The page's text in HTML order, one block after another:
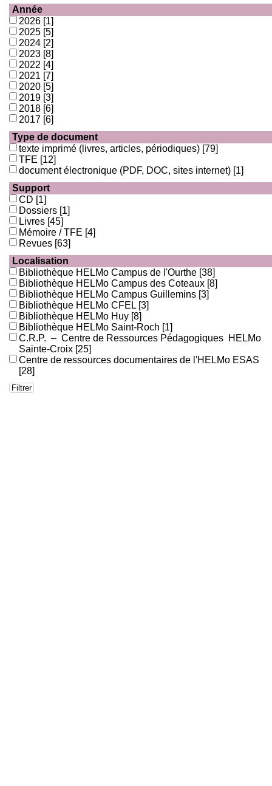
Année
2026 [1]
2025 [5]
2024 [2]
2023 [8]
2022 [4]
2021 [7]
2020 [5]
2019 [3]
2018 [6]
2017 [6]
Type de document
texte imprimé (livres, articles, périodiques) [79]
TFE [12]
document électronique (PDF, DOC, sites internet) [1]
Support
CD [1]
Dossiers [1]
Livres [45]
Mémoire / TFE [4]
Revues [63]
Localisation
Bibliothèque HELMo Campus de l'Ourthe [38]
Bibliothèque HELMo Campus des Coteaux [8]
Bibliothèque HELMo Campus Guillemins [3]
Bibliothèque HELMo CFEL [3]
Bibliothèque HELMo Huy [8]
Bibliothèque HELMo Saint-Roch [1]
C.R.P. – Centre de Ressources Pédagogiques HELMo
Sainte-Croix [25]
Centre de ressources documentaires de l'HELMo ESAS
[28]